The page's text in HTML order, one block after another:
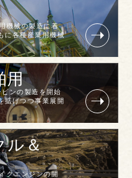
機械の製造に着
に各種産業用機械
用
ンの製造を開始
拡げつつ事業展開
ル＆
クエンジンの開